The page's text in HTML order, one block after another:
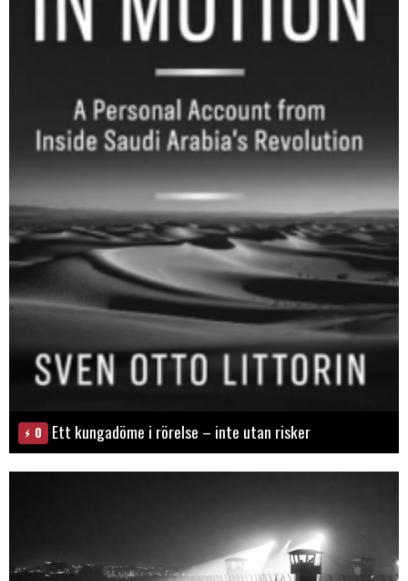
0 Ett kungadöme i rörelse – inte utan risker